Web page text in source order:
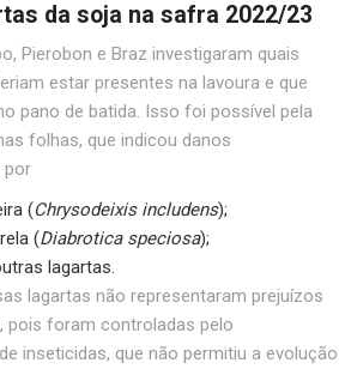
da soja na safra 2022/23
Pierobon e Braz investigaram quais
estar presentes na lavoura e que
pano de batida. Isso foi possível pela
folhas, que indicou danos
por
(Chrysodeixis includens);
(Diabrotica speciosa);
lagartas.
lagartas não representaram prejuízos
pois foram controladas pelo
inseticidas, que não permitiu a evolução